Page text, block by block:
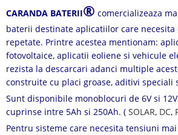
CARANDA BATERII® comercializeaza
baterii destinate aplicatiilor care necesita
repetate. Printre acestea mentionam:
fotovoltaice, aplicatii eoliene si vehicule
rezista la descarcari adanci multiple
construite cu placi groase, aditivi speciali
Sunt disponibile monoblocuri de 6V si
cuprinse intre 5Ah si 250Ah. ( SOLAR, DC,
Pentru sisteme care necesita tensiuni